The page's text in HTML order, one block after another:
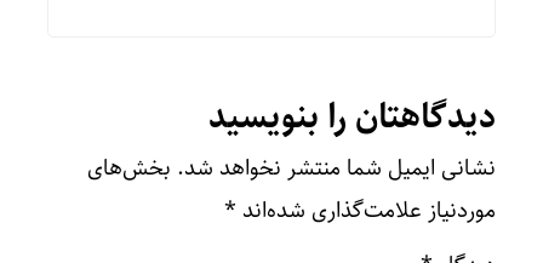
دیدگاهتان را بنویسید
نشانی ایمیل شما منتشر نخواهد شد. بخش‌های
موردنیاز علامت‌گذاری شده‌اند *